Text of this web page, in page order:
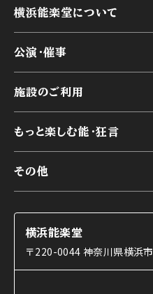
横浜能楽堂について
横浜能楽堂が取り組んだ
能舞台の歴史と特徴
様々なお客様に向けて
本舞台座席
交通アクセス
公演・催事
アーカイブ
施設のご利用
第二舞台
研修室
楽屋
ご利用の流れ
利用料金表
もっと楽しむ能・狂言
能舞台と演じ手
使用する道具
能・狂言の曲目説明
その他
コラム
OTABISHO
横浜能楽堂
〒220-0044 神奈川県横浜